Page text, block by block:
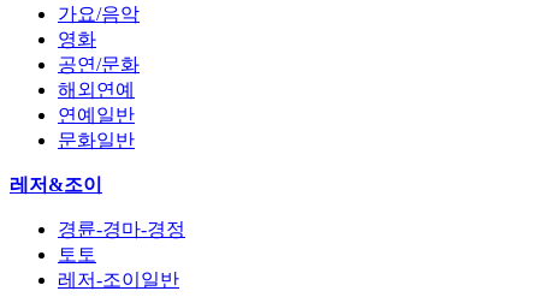
가요/음악
영화
공연/문화
해외연예
연예일반
문화일반
레저&조이
경륜-경마-경정
토토
레저-조이일반